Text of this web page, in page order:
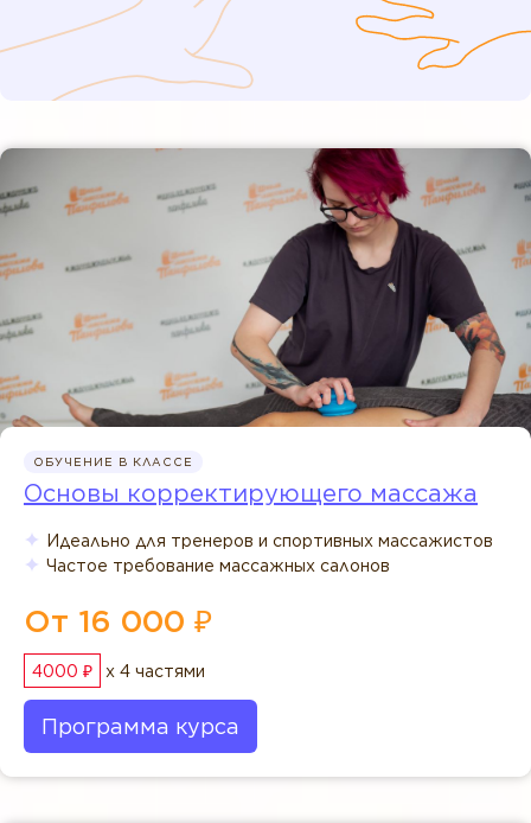
ОБУЧЕНИЕ В КЛАССЕ
Основы корректирующего массажа
Идеально для тренеров и спортивных массажистов
Частое требование массажных салонов
От 16 000 ₽
4000 ₽ x 4 частями
Программа курса